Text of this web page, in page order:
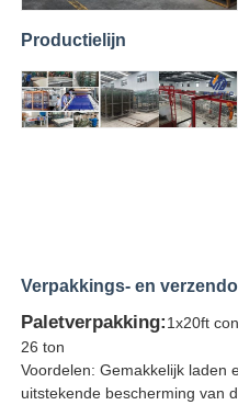
Productielijn
Verpakkings- en
Paletverpakking:1x20ft
26 ton
Voordelen: Gemakkelijk laden
uitstekende bescherming van